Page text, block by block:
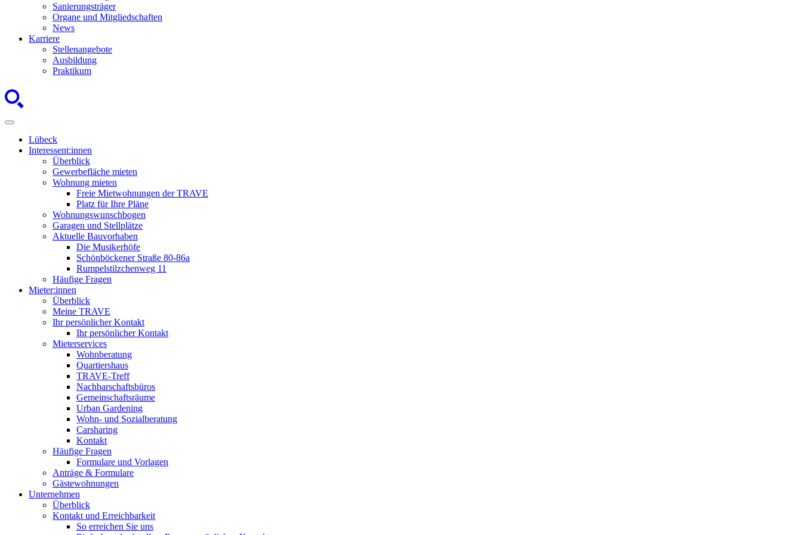
Sanierungsträger
Organe und Mitgliedschaften
News
Karriere
Stellenangebote
Ausbildung
Praktikum
Lübeck
Interessent:innen
Überblick
Gewerbefläche mieten
Wohnung mieten
Freie Mietwohnungen der TRAVE
Platz für Ihre Pläne
Wohnungswunschbogen
Garagen und Stellplätze
Aktuelle Bauvorhaben
Die Musikerhöfe
Schönböckener Straße 80-86a
Rumpelstilzchenweg 11
Häufige Fragen
Mieter:innen
Überblick
Meine TRAVE
Ihr persönlicher Kontakt
Ihr persönlicher Kontakt
Mieterservices
Wohnberatung
Quartiershaus
TRAVE-Treff
Nachbarschaftsbüros
Gemeinschaftsräume
Urban Gardening
Wohn- und Sozialberatung
Carsharing
Kontakt
Häufige Fragen
Formulare und Vorlagen
Anträge & Formulare
Gästewohnungen
Unternehmen
Überblick
Kontakt und Erreichbarkeit
So erreichen Sie uns